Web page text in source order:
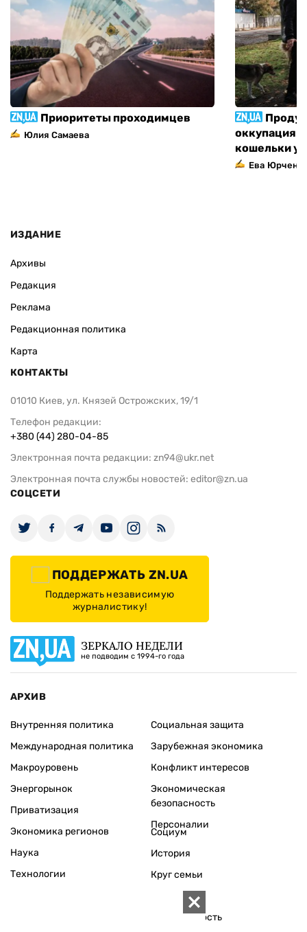
Приоритеты проходимцев
Юлия Самаева
оккупация
кошельки
Ева
ИЗДАНИЕ
Архивы
Редакция
Реклама
Редакционная политика
Карта
КОНТАКТЫ
01010 Киев, ул. Князей Острожских, 19/1
Телефон редакции:
+380 (44) 280-04-85
Электронная почта редакции: zn94@ukr.net
Электронная почта службы новостей: editor@zn.ua
СОЦСЕТИ
ПОДДЕРЖАТЬ ZN.UA
Поддержать независимую
журналистику!
ЗЕРКАЛО НЕДЕЛИ
не подводим с 1994-го года
АРХИВ
Внутренняя политика
Международная политика
Макроуровень
Энергорынок
Приватизация
Экономика регионов
Социальная защита
Зарубежная экономика
Конфликт интересов
Экономическая
безопасность
Персоналии
Наука
Технологии
Социум
История
Круг семьи
Собственность